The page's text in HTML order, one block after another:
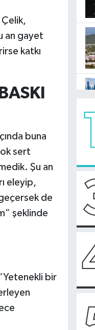
Çelik,
an gayet
katkı
buna
sert
Şu an
eleyip,
de
şeklinde
bir